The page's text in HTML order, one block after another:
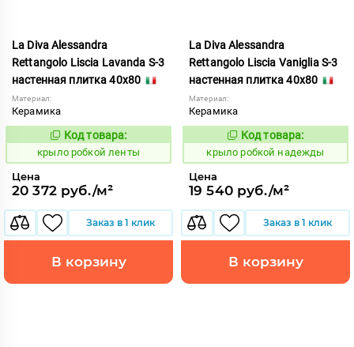
La Diva Alessandra
Rettangolo Liscia Lavanda S-3
настенная плитка 40x80
Материал:
Керамика
837918
Код товара:
крыло робкой ленты
Цена
20 372 руб./м²
Заказ в 1 клик
В корзину
La Diva Alessandra
Rettangolo Liscia Vaniglia S-3
настенная плитка 40x80
Материал:
Керамика
837932
Код товара:
крыло робкой надежды
Цена
19 540 руб./м²
Заказ в 1 клик
В корзину